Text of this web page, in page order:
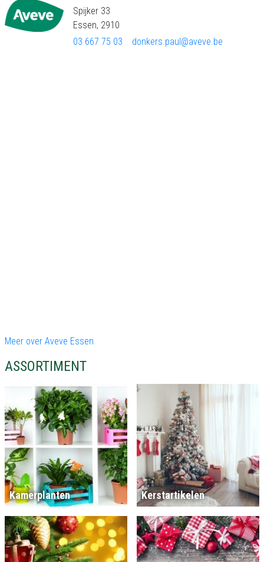
Spijker 33
Essen, 2910
03 667 75 03
donkers.paul@aveve.be
Meer over Aveve Essen
ASSORTIMENT
Kamerplanten Kerstartikelen